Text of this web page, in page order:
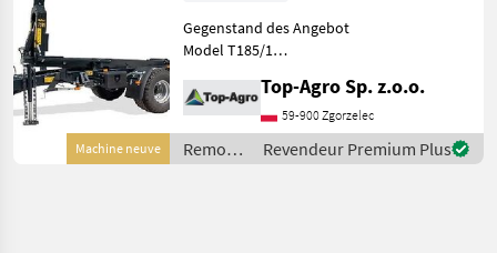
Machine neuve
Gegenstand des Angebot
Model T185/1
22900€ netto Technische
Daten: Zul. Gesamtgewicht:
15000 [kg] Nutzlast
(zusammen mit der Contain
Top-Agro Sp. z.o.o.
59-900 Zgorzelec
Remorques
/ Pronar
Revendeur Premium Plus